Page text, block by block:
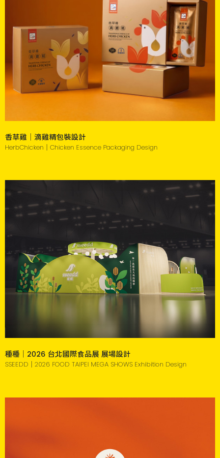
香草雞｜滴雞精包裝設計
HerbChicken｜Chicken Essence Packaging Design
種種｜2026 台北國際食品展 展場設計
SSEEDD｜2026 FOOD TAIPEI MEGA SHOWS Exhibition Design